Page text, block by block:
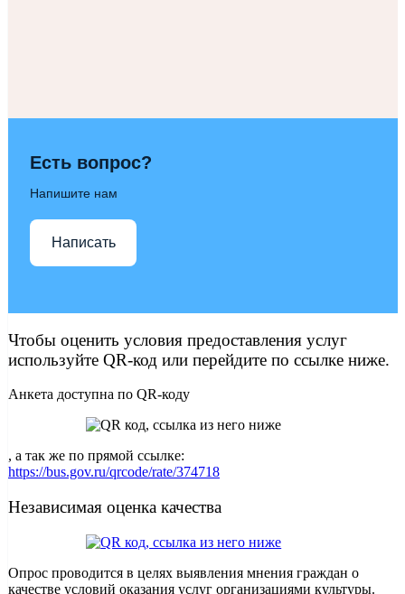
Есть вопрос?
Напишите нам
Написать
Чтобы оценить условия предоставления услуг
используйте QR-код или перейдите по ссылке ниже.
Анкета доступна по QR-коду
, а так же по прямой ссылке:
https://bus.gov.ru/qrcode/rate/374718
Независимая оценка качества
Опрос проводится в целях выявления мнения граждан о
качестве условий оказания услуг организациями культуры.